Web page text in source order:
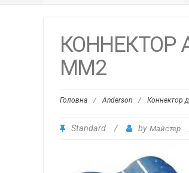
КОННЕКТОР
ММ2
Головна / Anderson / Коннектор
Standard / by Майстер